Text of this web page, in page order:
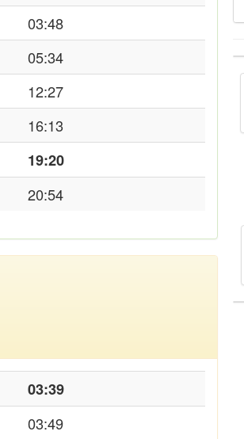
03:48
05:34
12:27
16:13
19:20
20:54
03:39
03:49